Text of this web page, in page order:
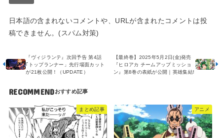
日本語の含まれないコメントや、URLが含まれたコメントは投
稿できません。(スパム対策)
【最終巻】2025年5月2日(金)発売
『ヒロアカ チームアップミッショ
ン』第8巻の表紙が公開｜英雄集結!
『ヴィジランテ』次回予告 第4話
｢トップランナー」先行場面カット
が21枚公開！（UPDATE）
RECOMMEND
まとめ記事 アニメ